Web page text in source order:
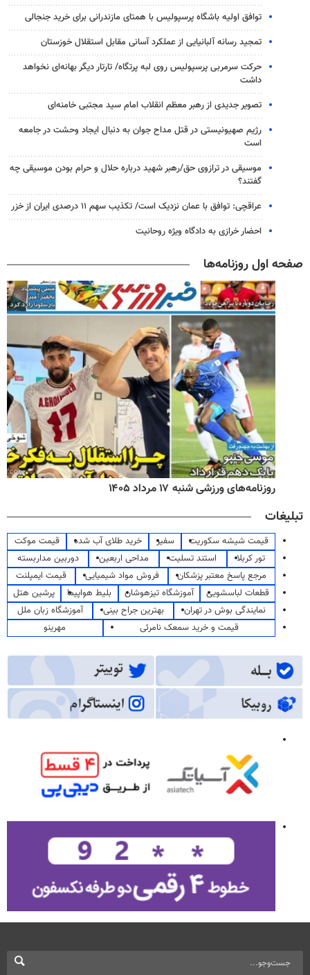
توافق اولیه باشگاه پرسپولیس با همتای مازندرانی برای خرید جنجالی
تمجید رسانه آلبانیایی از عملکرد آسانی مقابل استقلال خوزستان
حرکت سرمربی پرسپولیس روی لبه پرتگاه/ تارتار دیگر بهانه‌ای نخواهد
داشت
تصویر جدیدی از رهبر معظم انقلاب امام سید مجتبی خامنه‌ای
رژیم صهیونیستی در قتل مداح جوان به دنبال ایجاد وحشت در جامعه
است
موسیقی در ترازوی حق/رهبر شهید درباره حلال و حرام بودن موسیقی چه
گفتند؟
عراقچی: توافق با عمان نزدیک است/ تکذیب سهم ۱۱ درصدی ایران از خزر
احضار خرازی به دادگاه ویژه روحانیت
صفحه اول روزنامه‌ها
روزنامه‌های صبح شنبه ۱۷ مرداد ۱۴۰۵
تبلیغات
قیمت شیشه سکوریت سفیر خرید طلای آب شده
قیمت موکت
تور کربلا
استند تسلیت مداحی اربعین
دوربین مداربسته
مرجع پاسخ معتبر پزشکان
فروش مواد شیمیایی
قیمت ایمپلنت
قطعات لباسشویی
آموزشگاه تیزهوشان بلیط هواپیما
پرشین هتل
نمایندگی بوش در تهران
بهترین جراح بینی
آموزشگاه زبان ملل
قیمت و خرید سمعک نامرئی
مهرینو